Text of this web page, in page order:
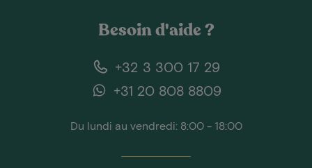
Besoin d'aide ?
+32 3 300 17 29
+31 20 808 8809
Du lundi au vendredi: 8:00 - 18:00